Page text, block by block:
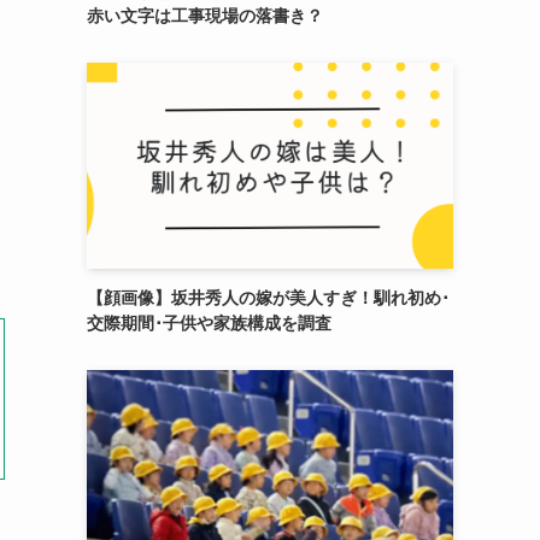
赤い文字は工事現場の落書き？
【顔画像】坂井秀人の嫁が美人すぎ！馴れ初め･
交際期間･子供や家族構成を調査